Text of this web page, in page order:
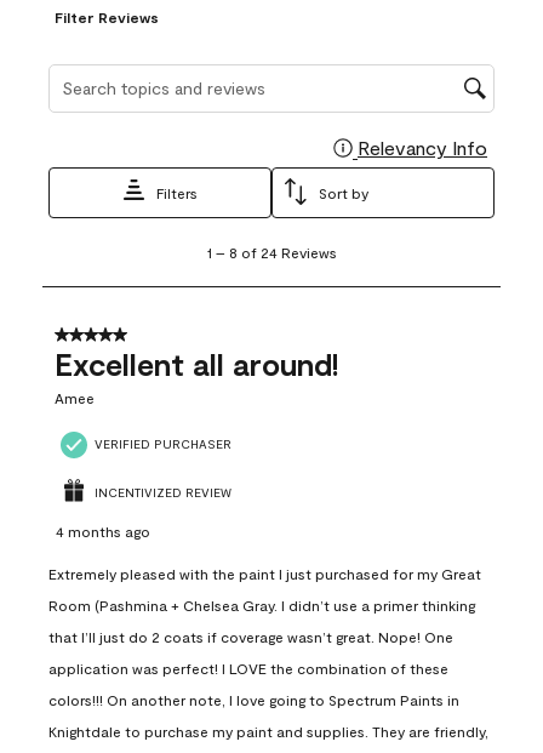
Filter Reviews
Relevancy Info
Filters Sort by
8
24
Reviews
1 – 8 of 24 Reviews
5 out of 5 stars.
Excellent all around!
Amee
VERIFIED PURCHASER
INCENTIVIZED REVIEW
4 months ago
Extremely pleased with the paint I just purchased for my Great
Room (Pashmina + Chelsea Gray. I didn’t use a primer thinking
that I’ll just do 2 coats if coverage wasn’t great. Nope! One
application was perfect! I LOVE the combination of these
colors!!! On another note, I love going to Spectrum Paints in
Knightdale to purchase my paint and supplies. They are friendly,